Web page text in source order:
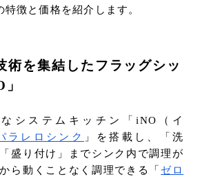
徴と価格を紹介します。
術を集結したフラッグシッ
システムキッチン「iNO（イ
ラレロシンク
」を搭載し、「洗
盛り付け」までシンク内で調理が
ら動くことなく調理できる「 ゼロ